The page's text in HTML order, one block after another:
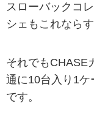
スローバックコ
シェもこれなら
それでもCHASE
通に10台入り1
です。